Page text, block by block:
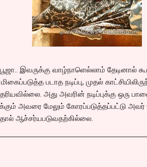
பூஜா.. இவருக்கு வாழ்நாளெல்லாம் தேடினால்
படாத நடிப்பு, முதல்
அது அவரின் நடிப்புக்கு ஒரு
அவரை மேலும் கோரப்படுத்தப்பட்டு அவர்
ஆச்சர்யபடுவதற்கில்லை.